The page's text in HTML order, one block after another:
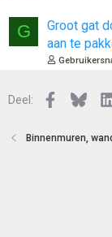
G
Groot gat
aan te
Deel: Facebook
Binnenmuren,